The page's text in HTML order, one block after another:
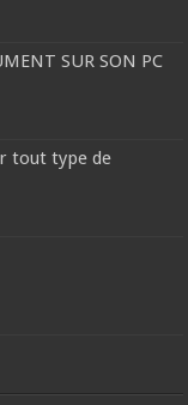
SUR SON PC
tout type de